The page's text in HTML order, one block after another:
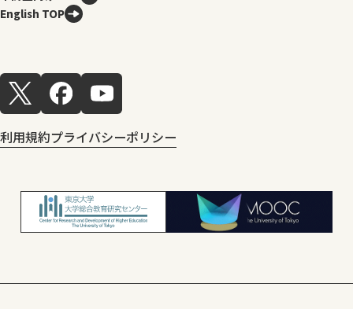
English TOP
利用規約プライバシーポリシー